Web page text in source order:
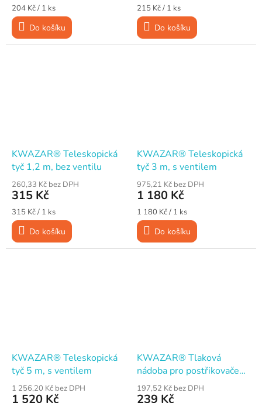
Měrná
cena:
204 Kč / 1 ks
Do košíku
Měrná
cena:
215 Kč / 1 ks
Do košíku
KWAZAR® Teleskopická
tyč 1,2 m, bez ventilu
260,33 Kč bez DPH
315 Kč
Měrná
cena:
315 Kč / 1 ks
Do košíku
KWAZAR® Teleskopická
tyč 3 m, s ventilem
975,21 Kč bez DPH
1 180 Kč
Měrná
cena:
1 180 Kč / 1 ks
Do košíku
KWAZAR® Teleskopická
tyč 5 m, s ventilem
1 256,20 Kč bez DPH
1 520 Kč
KWAZAR® Tlaková
nádoba pro postřikovače
Neptune Super a Neptune
Super El
197,52 Kč bez DPH
239 Kč